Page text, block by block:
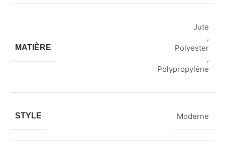
MATIÈRE
Jute
,
Polyester
,
Polypropylène
STYLE Moderne